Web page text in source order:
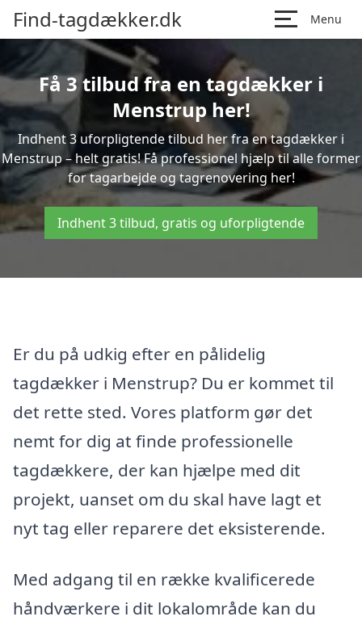
Find-tagdækker.dk Menu
Få 3 tilbud fra en tagdækker i
Menstrup her!
Indhent 3 uforpligtende tilbud her fra en tagdækker i
Menstrup – helt gratis! Få professionel hjælp til alle former
for tagarbejde og tagrenovering her!
Indhent 3 tilbud, gratis og uforpligtende
Er du på udkig efter en pålidelig
tagdækker i Menstrup? Du er kommet til
det rette sted. Vores platform gør det
nemt for dig at finde professionelle
tagdækkere, der kan hjælpe med dit
projekt, uanset om du skal have lagt et
nyt tag eller reparere det eksisterende.
Med adgang til en række kvalificerede
håndværkere i dit lokalområde kan du